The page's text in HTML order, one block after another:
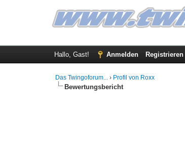
Hallo, Gast! Anmelden Registrieren
Das Twingoforum... › Profil von Roxx
Bewertungsbericht